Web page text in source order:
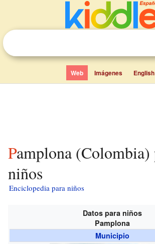
Web Imágenes English
Pamplona (Colombia) para
niños
Enciclopedia para niños
Datos para niños
Pamplona
Municipio